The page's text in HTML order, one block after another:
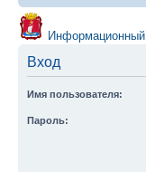
Информационный
Вход
Имя пользователя:
Пароль: